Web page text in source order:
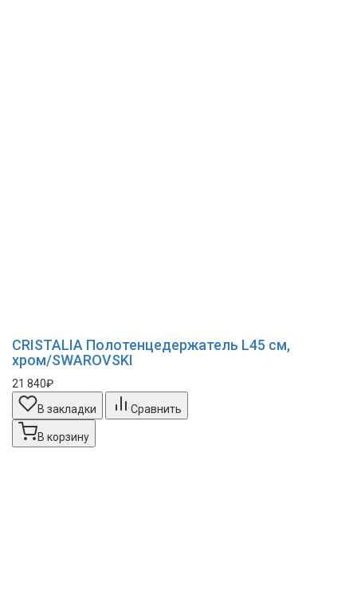
CRISTALIA Полотенцедержатель L45 см,
хром/SWAROVSKI
21 840₽
В закладки
Сравнить
В корзину